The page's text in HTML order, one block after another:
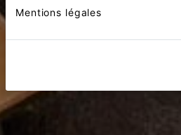
Mentions légales